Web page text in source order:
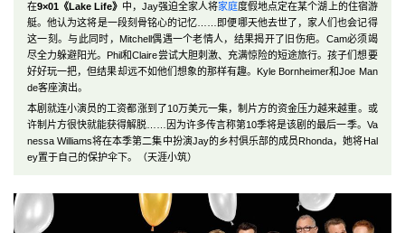
在9×01《Lake Life》 中，Jay强迫全家人将家庭度假地点定在某个湖上的住宿游
艇。他认为这将是一段刻骨铭心的记忆……即便哪天他去世了，家人们也会记得
这一刻。与此同时，Mitchell偶遇一个老情人，结果揭开了旧伤疤。Cam必须竭
尽全力躲避阳光。Phil和Claire尝试大胆刺激、充满惊险的短途旅行。孩子们想要
好好玩一把，但结果却远不如他们想象的那样有趣。Kyle Bornheimer和Joe Man
de客座演出。
本剧就连小演员的工资都涨到了10万美元一集，制片方的资金压力越来越重。或
许制片方很快就能获得解脱……因为许多传言称第10季将是该剧的最后一季。Va
nessa Williams将在本季第二集中扮演Jay的乡村俱乐部的成员Rhonda，她将Hal
ey置于自己的保护伞下。（天涯小筑）